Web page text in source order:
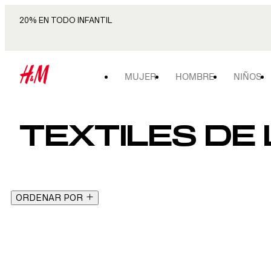
20% EN TODO INFANTIL
MUJER HOMBRE NIÑOS
TEXTILES DE
ORDENAR POR